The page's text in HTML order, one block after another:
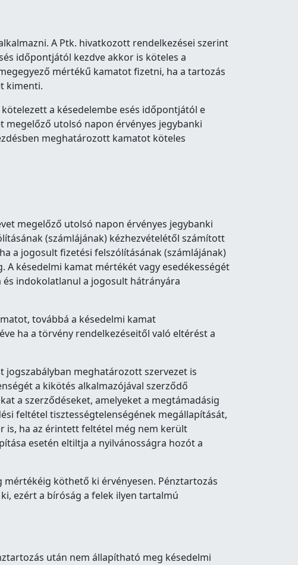
A Ptk. hivatkozott rendelkezései szerint
időpontjától kezdve akkor is köteles a
mértékű kamatot fizetni, ha a tartozás
kimenti.
a késedelembe esés időpontjától e
utolsó napon érvényes jegybanki
meghatározott kamatot köteles
megelőző utolsó napon érvényes jegybanki
(számlájának) kézhezvételétől számított
a jogosult fizetési felszólításának (számlájának)
késedelmi kamat mértékét vagy esedékességét
indokolatlanul a jogosult hátrányára
továbbá a késedelmi kamat
ha a törvény rendelkezéseitől való eltérést a
jogszabályban meghatározott szervezet is
a kikötés alkalmazójával szerződő
a szerződéseket, amelyeket a megtámadásig
feltétel tisztességtelenségének megállapítását,
is, ha az érintett feltétel még nem került
esetén eltiltja a nyilvánosságra hozót a
köthető ki érvényesen. Pénztartozás
ezért a bíróság a felek ilyen tartalmú
után nem állapítható meg késedelmi